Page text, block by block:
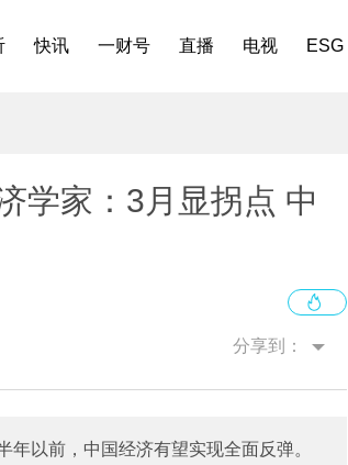
快讯 一财号 直播 电视 ESG
学家：3月显拐点 中
分享到：
以前，中国经济有望实现全面反弹。